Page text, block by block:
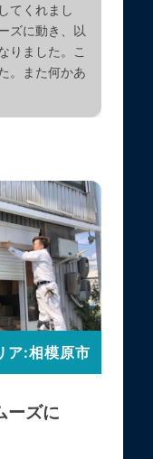
てくれまし
ズに動き、以
りました。こ
。また何かあ
ア:相模原市
ーズに